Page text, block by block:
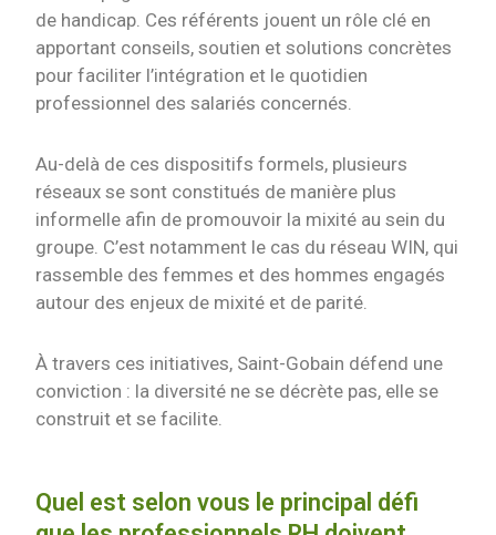
de handicap. Ces référents jouent un rôle clé en
apportant conseils, soutien et solutions concrètes
pour faciliter l’intégration et le quotidien
professionnel des salariés concernés.
Au-delà de ces dispositifs formels, plusieurs
réseaux se sont constitués de manière plus
informelle afin de promouvoir la mixité au sein du
groupe. C’est notamment le cas du réseau WIN, qui
rassemble des femmes et des hommes engagés
autour des enjeux de mixité et de parité.
À travers ces initiatives, Saint-Gobain défend une
conviction : la diversité ne se décrète pas, elle se
construit et se facilite.
Quel est selon vous le principal défi